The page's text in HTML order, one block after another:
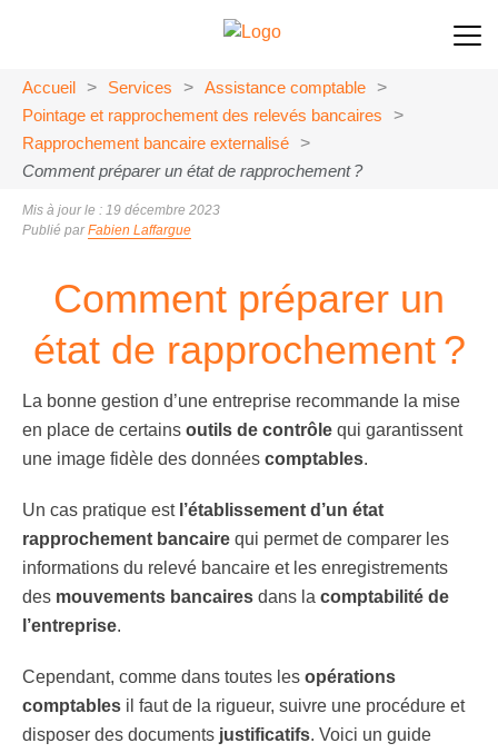
Accueil > Services > Assistance comptable
>
Pointage et rapprochement des relevés bancaires
>
Rapprochement bancaire externalisé
>
Comment préparer un état de rapprochement ?
Mis à jour le : 19 décembre 2023
Publié parFabien Laffargue
Comment préparer un
état de rapprochement ?
La bonne gestion d’une entreprise recommande la mise
en place de certains outils de contrôle qui garantissent
une image fidèle des données comptables.
Un cas pratique est l’établissement d’un état
rapprochement bancaire qui permet de comparer les
informations du relevé bancaire et les enregistrements
des mouvements bancaires dans la comptabilité de
l’entreprise.
Cependant, comme dans toutes les opérations
comptables il faut de la rigueur, suivre une procédure et
disposer des documents justificatifs. Voici un guide